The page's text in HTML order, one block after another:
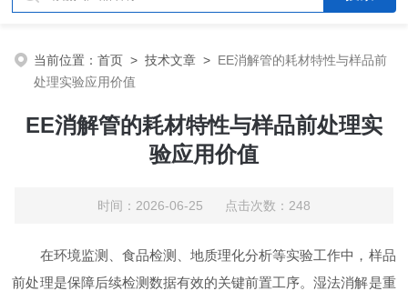
当前位置：首页 >技术文章 > EE消解管的耗材特性与样品前
处理实验应用价值
EE消解管的耗材特性与样品前处理实
验应用价值
时间：2026-06-25 点击次数：248
在环境监测、食品检测、地质理化分析等实验工作中，样品
前处理是保障后续检测数据有效的关键前置工序。湿法消解是重